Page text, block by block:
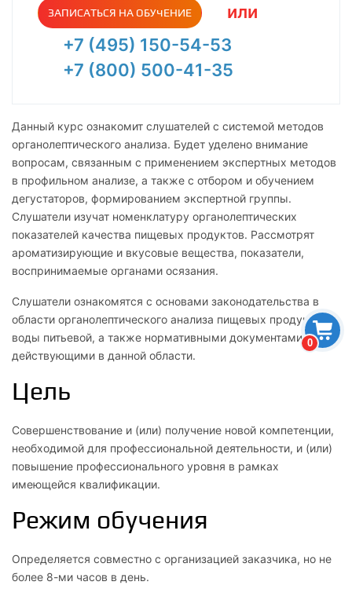
0
ЗАПИСАТЬСЯ НА ОБУЧЕНИЕ
или
+7 (495) 150-54-53
+7 (800) 500-41-35
Данный курс ознакомит слушателей с системой методов
органолептического анализа. Будет уделено внимание
вопросам, связанным с применением экспертных методов
в профильном анализе, а также с отбором и обучением
дегустаторов, формированием экспертной группы.
Слушатели изучат номенклатуру органолептических
показателей качества пищевых продуктов. Рассмотрят
ароматизирующие и вкусовые вещества, показатели,
воспринимаемые органами осязания.
Слушатели ознакомятся с основами законодательства в
области органолептического анализа пищевых продуктов и
воды питьевой, а также нормативными документами,
действующими в данной области.
Цель
Совершенствование и (или) получение новой компетенции,
необходимой для профессиональной деятельности, и (или)
повышение профессионального уровня в рамках
имеющейся квалификации.
Режим обучения
Определяется совместно с организацией заказчика, но не
более 8-ми часов в день.